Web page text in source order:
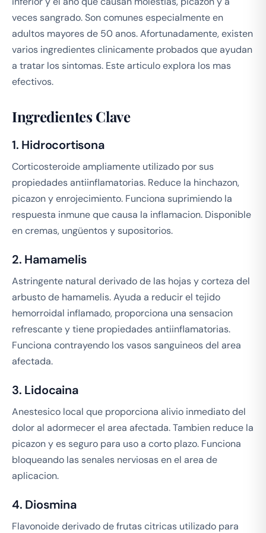
veces sangrado. Son comunes especialmente en
adultos mayores de 50 anos. Afortunadamente, existen
varios ingredientes clinicamente probados que ayudan
a tratar los sintomas. Este articulo explora los mas
efectivos.
Ingredientes Clave
1. Hidrocortisona
Corticosteroide ampliamente utilizado por sus
propiedades antiinflamatorias. Reduce la hinchazon,
picazon y enrojecimiento. Funciona suprimiendo la
respuesta inmune que causa la inflamacion. Disponible
en cremas, ungüentos y supositorios.
2. Hamamelis
Astringente natural derivado de las hojas y corteza del
arbusto de hamamelis. Ayuda a reducir el tejido
hemorroidal inflamado, proporciona una sensacion
refrescante y tiene propiedades antiinflamatorias.
Funciona contrayendo los vasos sanguineos del area
afectada.
3. Lidocaina
Anestesico local que proporciona alivio inmediato del
dolor al adormecer el area afectada. Tambien reduce la
picazon y es seguro para uso a corto plazo. Funciona
bloqueando las senales nerviosas en el area de
aplicacion.
4. Diosmina
Flavonoide derivado de frutas citricas utilizado para